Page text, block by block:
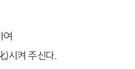
여
)시켜 주신다.